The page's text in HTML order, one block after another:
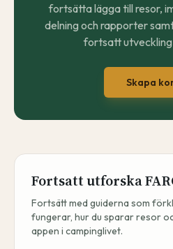
fortsätta lägga till resor,
delning och rapporter
fortsatt utveckling
Skapa
Fortsatt utforska
Fortsätt med guiderna som
fungerar, hur du sparar resor
appen i campinglivet.